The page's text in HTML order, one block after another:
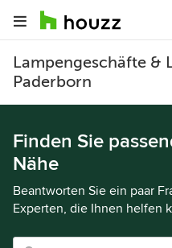
Lampengeschäfte &
Paderborn
Finden Sie
Nähe
Beantworten Sie ein paar
Experten, die Ihnen helfen